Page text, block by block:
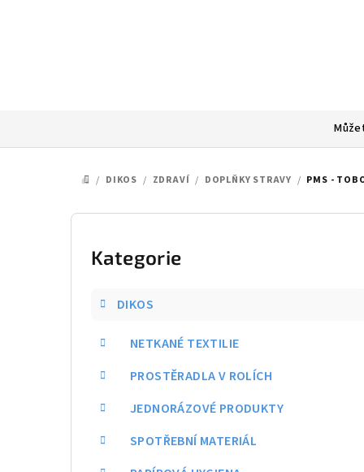
DOMŮ
/ DIKOS / ZDRAVÍ / DOPLŇKY STRAVY / PMS -
P
Přeskočit
kategorie
Kategorie
DIKOS
NETKANÉ TEXTILIE
PROSTĚRADLA V ROLÍCH
JEDNORÁZOVÉ PRODUKTY
SPOTŘEBNÍ MATERIÁL